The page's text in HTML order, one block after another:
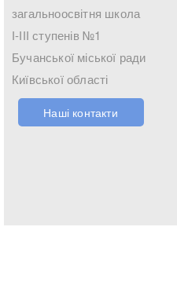
загальноосвітня школа
І-ІІІ ступенів №1
Бучанської міської ради
Київської області
Наші контакти